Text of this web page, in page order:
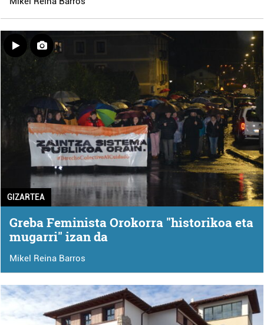
GIZARTEA
Greba Feminista Orokorra "historikoa eta
mugarri" izan da
Mikel Reina Barros